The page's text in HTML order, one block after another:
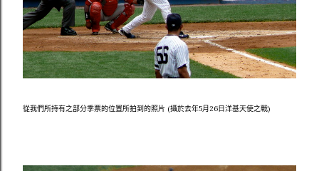
從我們所持有之部分季票的位置所拍到的照片 (攝於去年5月26日洋基天使之戰)